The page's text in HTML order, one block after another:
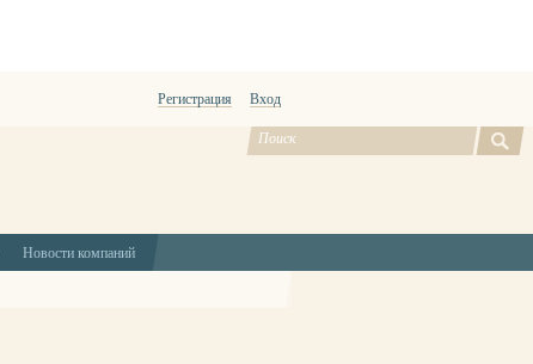
Регистрация Вход
Новости компаний